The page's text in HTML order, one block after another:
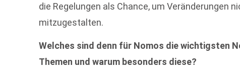
die Regelungen als Chance, um Veränderungen
mitzugestalten.
Welches sind denn für Nomos die wichtigsten
Themen und warum besonders diese?